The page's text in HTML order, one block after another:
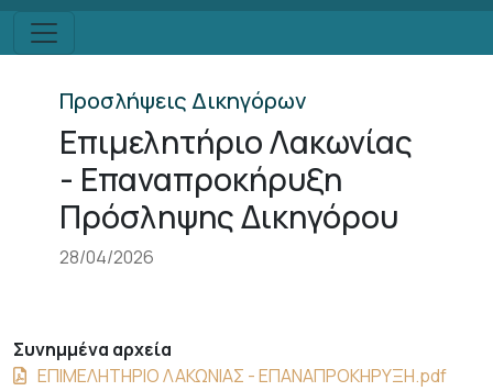
Προσλήψεις Δικηγόρων
Επιμελητήριο Λακωνίας
- Επαναπροκήρυξη
Πρόσληψης Δικηγόρου
28/04/2026
Συνημμένα αρχεία
ΕΠΙΜΕΛΗΤΗΡΙΟ ΛΑΚΩΝΙΑΣ - ΕΠΑΝΑΠΡΟΚΗΡΥΞΗ.pdf